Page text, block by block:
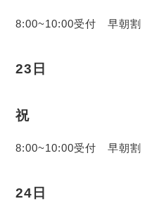
8:00~10:00受付 早朝割
23日
祝
8:00~10:00受付 早朝割
24日